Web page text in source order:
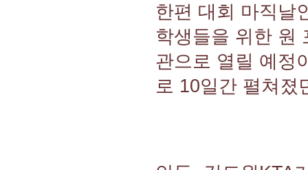
한편 대회 마직날
학생들을 위한 원
관으로 열릴 예정
로 10일간 펼쳐